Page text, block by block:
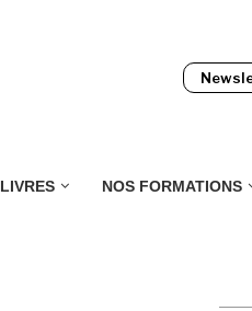
NOS FORMATIONS